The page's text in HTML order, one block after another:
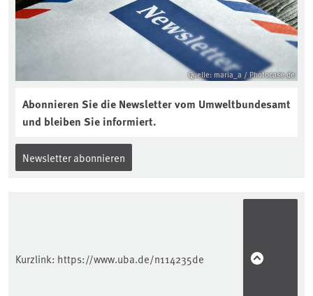
interview-die-kuer-der-krume/
Quelle: maria_a / Photocase.de
Abonnieren Sie die Newsletter vom Umweltbundesamt
und bleiben Sie informiert.
Newsletter abonnieren
Kurzlink: https://www.uba.de/n114235de